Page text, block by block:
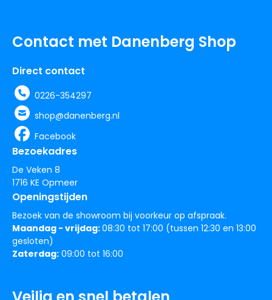
Contact met Danenberg Shop
Direct contact
0226-354297
shop@danenberg.nl
Facebook
Bezoekadres
De Veken 8
1716 KE Opmeer
Openingstijden
Bezoek van de showroom bij voorkeur op afspraak.
Maandag - vrijdag:08:30 tot 17:00 (tussen 12:30 en 13:00
gesloten)
Zaterdag: 09:00 tot 16:00